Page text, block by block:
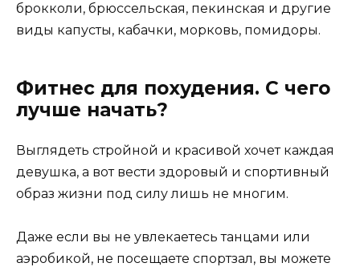
брокколи, брюссельская, пекинская и другие
виды капусты, кабачки, морковь, помидоры.
Фитнес для похудения. С чего
лучше начать?
Выглядеть стройной и красивой хочет каждая
девушка, а вот вести здоровый и спортивный
образ жизни под силу лишь не многим.
Даже если вы не увлекаетесь танцами или
аэробикой, не посещаете спортзал, вы можете